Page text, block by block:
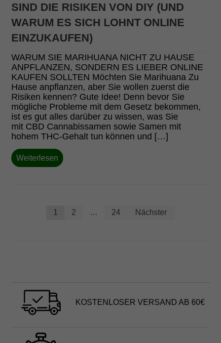
SIND DIE RISIKEN VON DIY (UND
WARUM ES SICH LOHNT ONLINE
EINZUKAUFEN)
WARUM SIE MARIHUANA NICHT ZU HAUSE
ANPFLANZEN, SONDERN ES LIEBER ONLINE
KAUFEN SOLLTEN Möchten Sie Marihuana Zu
Hause anpflanzen, aber Sie wollen zuerst die
Risiken kennen? Gute Idee! Denn bevor Sie
mögliche Probleme mit dem Gesetz bekommen,
ist es gut alles darüber zu wissen, was Sie
mit CBD Cannabissamen sowie Samen mit
hohem THC-Gehalt tun können und […]
Weiterlesen
Posts1 2 … 24 Nächster
KOSTENLOSER VERSAND AB 60€